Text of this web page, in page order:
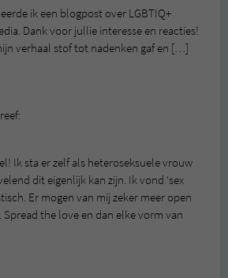
ik een blogpost over LGBTIQ+
Dank voor jullie interesse en reacties!
verhaal stof tot nadenken gaf en […]
Ik sta er zelf als heteroseksuele vrouw
dit eigenlijk kan zijn. Ik vond ‘sex
Er mogen van mij zeker meer open
the love en dan elke vorm van